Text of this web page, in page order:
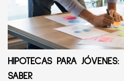
HIPOTECAS PARA
SABER